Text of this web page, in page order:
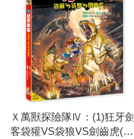
Ｘ萬獸探險隊Ⅳ：(1)狂牙劍
客袋獾VS袋狼VS劍齒虎(附